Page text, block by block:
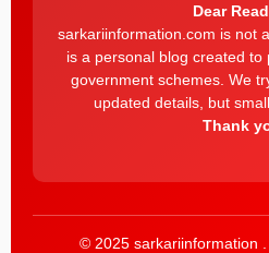
Dear
sarkariinformation.com is not
is a personal blog created to
government schemes. We
updated details, but
Thank
© 2025 sarkariinformation .